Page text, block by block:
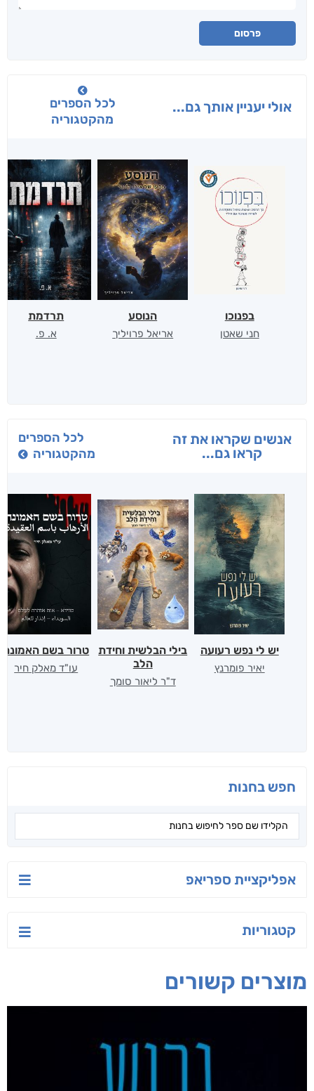
חפש בחנות
אפליקציית ספריאפ
קטגוריות
פרסום
אולי יעניין אותך גם...
לכל הספרים
מהקטגוריה
בפנוכו
חני שאטן
הנוסע
אריאל פרויליך
תרדמת
א. פ.
אנשים שקראו את זה
קראו גם...
לכל הספרים
מהקטגוריה
יש לי נפש רעועה
יאיר פומרנץ
בילי הבלשית וחידת
הלב
ד"ר ליאור סומך
טרור בשם האמונה
עו"ד מאלק חיר
מוצרים קשורים